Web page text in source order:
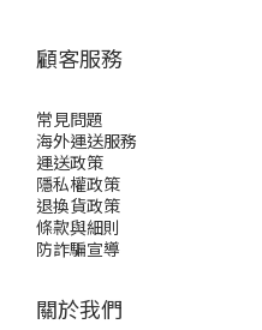
顧客服務
常見問題
海外運送服務
運送政策
隱私權政策
退換貨政策
條款與細則
防詐騙宣導
關於我們